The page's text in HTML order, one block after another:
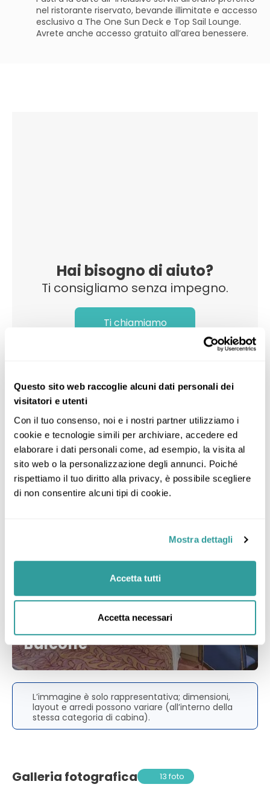
Questo sito web raccoglie alcuni dati personali dei
visitatori e utenti
Con il tuo consenso, noi e i nostri partner utilizziamo i
cookie e tecnologie simili per archiviare, accedere ed
elaborare i dati personali come, ad esempio, la visita al
sito web o la personalizzazione degli annunci. Poiché
rispettiamo il tuo diritto alla privacy, è possibile scegliere
di non consentire alcuni tipi di cookie.
Mostra dettagli
Accetta tutti
Accetta necessari
nel ristorante riservato, bevande illimitate e accesso
esclusivo a The One Sun Deck e Top Sail Lounge.
Avrete anche accesso gratuito all’area benessere.
Hai bisogno di aiuto?
Ti consigliamo senza impegno.
Ti chiamiamo
Categorie di MSC Sinfonia
Balcone
L’immagine è solo rappresentativa; dimensioni,
layout e arredi possono variare (all’interno della
stessa categoria di cabina).
Galleria fotografica 13 foto